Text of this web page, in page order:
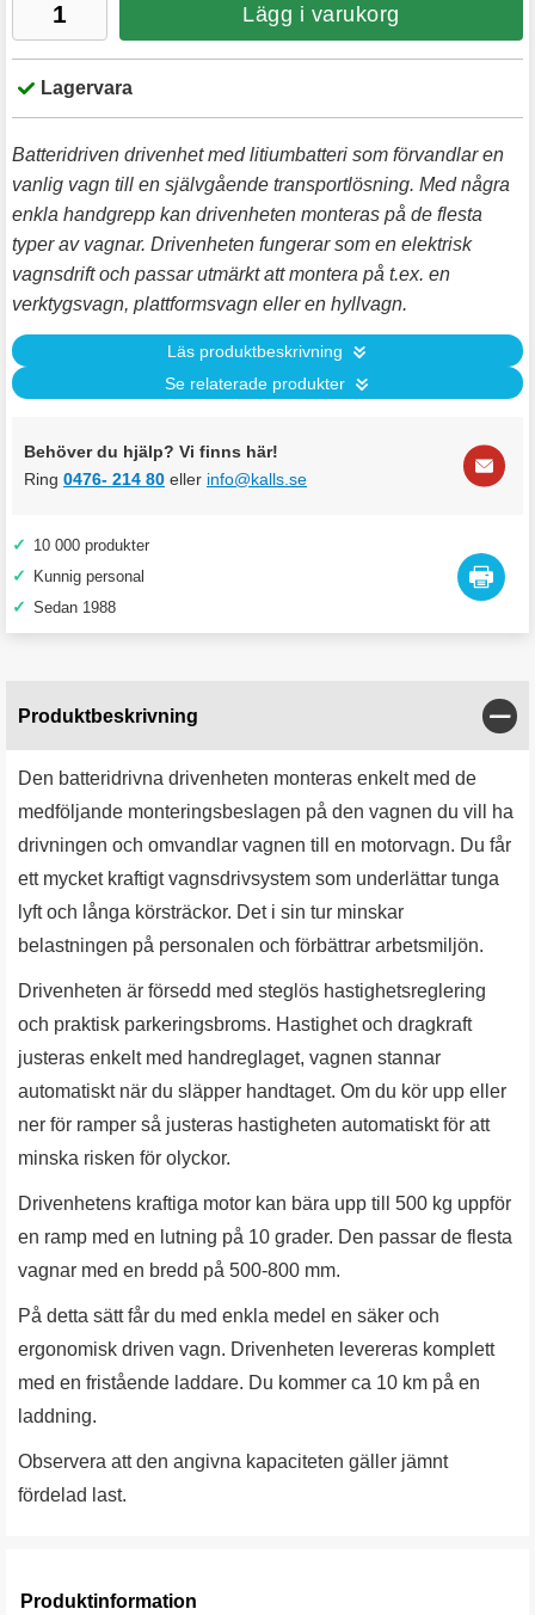
Lägg i varukorg
Lagervara
Batteridriven drivenhet med litiumbatteri som förvandlar en
vanlig vagn till en självgående transportlösning. Med några
enkla handgrepp kan drivenheten monteras på de flesta
typer av vagnar. Drivenheten fungerar som en elektrisk
vagnsdrift och passar utmärkt att montera på t.ex. en
verktygsvagn, plattformsvagn eller en hyllvagn.
Läs produktbeskrivning
Se relaterade produkter
Behöver du hjälp? Vi finns här!
Ring 0476- 214 80 eller info@kalls.se
✓ 10 000 produkter
✓ Kunnig personal
✓ Sedan 1988
Produktbeskrivning
Den batteridrivna drivenheten monteras enkelt med de
medföljande monteringsbeslagen på den vagnen du vill ha
drivningen och omvandlar vagnen till en motorvagn. Du får
ett mycket kraftigt vagnsdrivsystem som underlättar tunga
lyft och långa körsträckor. Det i sin tur minskar
belastningen på personalen och förbättrar arbetsmiljön.
Drivenheten är försedd med steglös hastighetsreglering
och praktisk parkeringsbroms. Hastighet och dragkraft
justeras enkelt med handreglaget, vagnen stannar
automatiskt när du släpper handtaget. Om du kör upp eller
ner för ramper så justeras hastigheten automatiskt för att
minska risken för olyckor.
Drivenhetens kraftiga motor kan bära upp till 500 kg uppför
en ramp med en lutning på 10 grader. Den passar de flesta
vagnar med en bredd på 500-800 mm.
På detta sätt får du med enkla medel en säker och
ergonomisk driven vagn. Drivenheten levereras komplett
med en fristående laddare. Du kommer ca 10 km på en
laddning.
Observera att den angivna kapaciteten gäller jämnt
fördelad last.
Produktinformation